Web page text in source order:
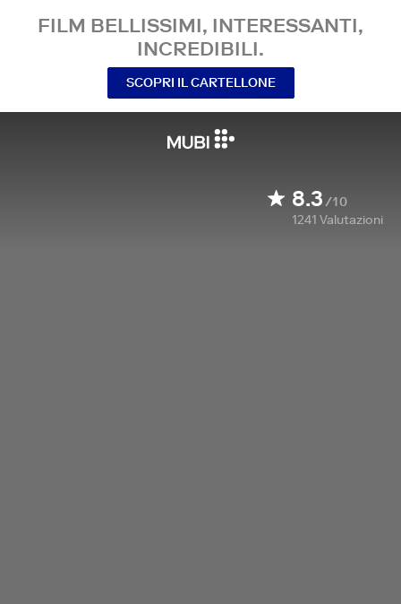
FILM BELLISSIMI, INTERESSANTI,
INCREDIBILI.
SCOPRI IL CARTELLONE
8.3/10
1241 Valutazioni